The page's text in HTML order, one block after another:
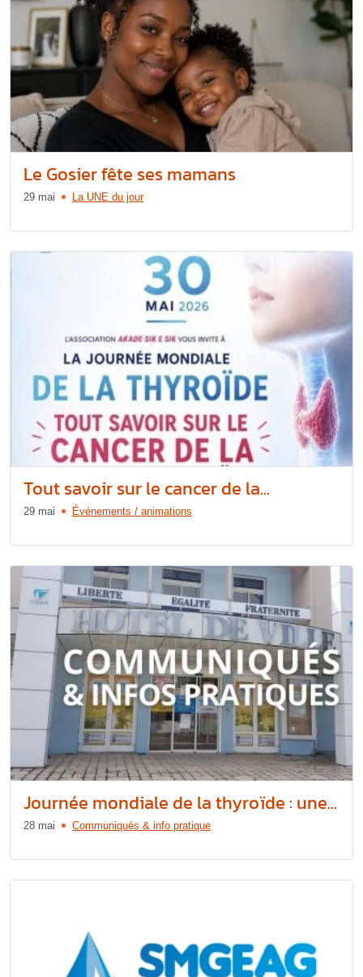
Le Gosier fête ses mamans
29 mai La UNE du jour
Tout savoir sur le cancer de la...
29 mai Événements / animations
Journée mondiale de la thyroïde : une...
28 mai Communiqués & info pratique